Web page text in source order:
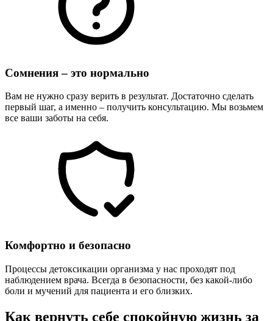
Сомнения – это нормально
Вам не нужно сразу верить в результат. Достаточно сделать
первый шаг, а именно – получить консультацию. Мы возьмем
все ваши заботы на себя.
Комфортно и безопасно
Процессы детоксикации организма у нас проходят под
наблюдением врача. Всегда в безопасности, без какой-либо
боли и мучений для пациента и его близких.
Как вернуть себе спокойную жизнь за